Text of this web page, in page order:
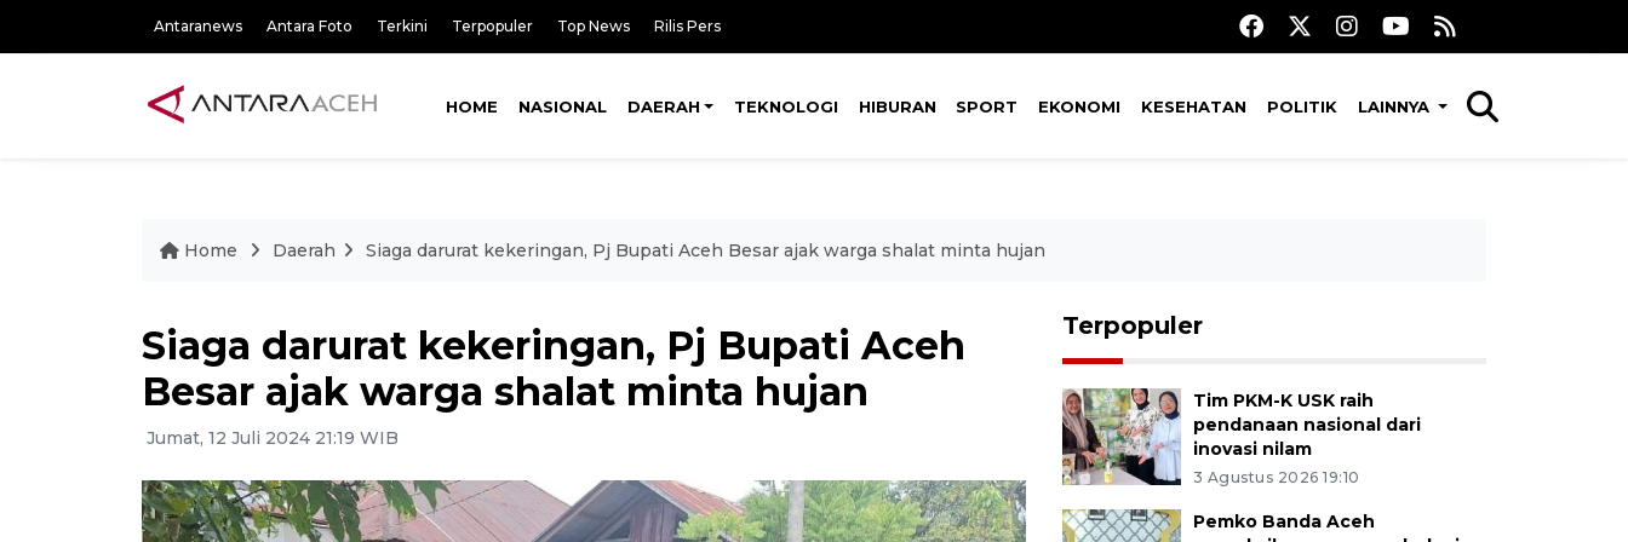
Antaranews Antara Foto Terkini Terpopuler Top News Rilis Pers
HOME NASIONAL DAERAH TEKNOLOGI HIBURAN SPORT EKONOMI KESEHATAN POLITIK LAINNYA
Home Daerah Siaga darurat kekeringan, Pj Bupati Aceh Besar ajak warga shalat minta hujan
Siaga darurat kekeringan, Pj Bupati Aceh
Besar ajak warga shalat minta hujan
Jumat, 12 Juli 2024 21:19 WIB
Terpopuler
Tim PKM-K USK raih
pendanaan nasional dari
inovasi nilam
3 Agustus 2026 19:10
Pemko Banda Aceh